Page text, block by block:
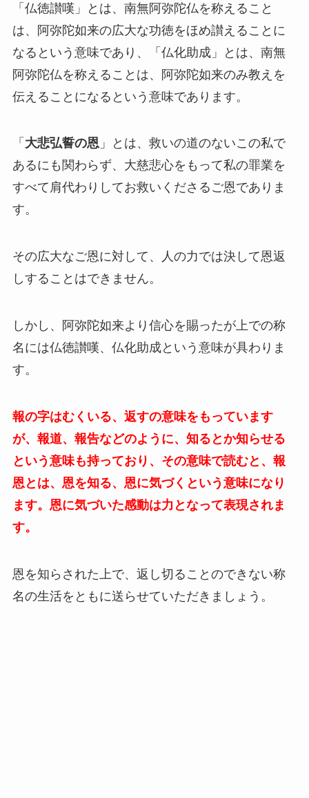
「仏徳讃嘆」とは、 南無阿弥陀仏を称えること
は、阿弥陀如来の広大な功徳をほめ讃えることに
なる という意味であり、「仏化助成」とは、 南無
阿弥陀仏を称えることは、阿弥陀如来のみ教えを
伝えることになる という意味であります。
「 大悲弘誓の恩」とは、救いの道のないこの私で
あるにも関わらず、大慈悲心をもって私の罪業を
すべて肩代わりしてお救いくださるご恩でありま
す。
その広大なご恩に対して、人の力では決して恩返
しすることはできません。
しかし、阿弥陀如来より信心を賜ったが上での称
名には仏徳讃嘆、仏化助成という意味が具わりま
す。
報の字はむくいる、返すの意味をもっています
が、報道、報告などのように、知るとか知らせる
という意味も持っており、その意味で読むと、報
恩とは、恩を知る、恩に気づくという意味になり
ます。恩に気づいた感動は力となって表現されま
す。
恩を知らされた上で、返し切ることのできない称
名の生活をともに送らせていただきましょう。